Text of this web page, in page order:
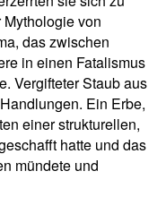
von
das zwischen
in einen Fatalismus
Vergifteter Staub aus
Ein Erbe,
einer strukturellen,
hatte und das
mündete und